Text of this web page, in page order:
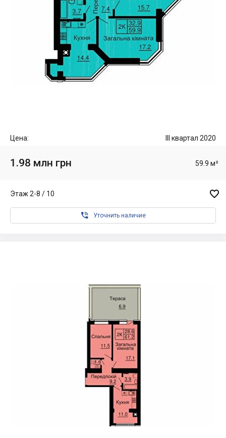
Цена: III квартал 2020
1.98 млн грн 59.9 м²
Этаж 2-8 / 10 
 Уточнить наличие